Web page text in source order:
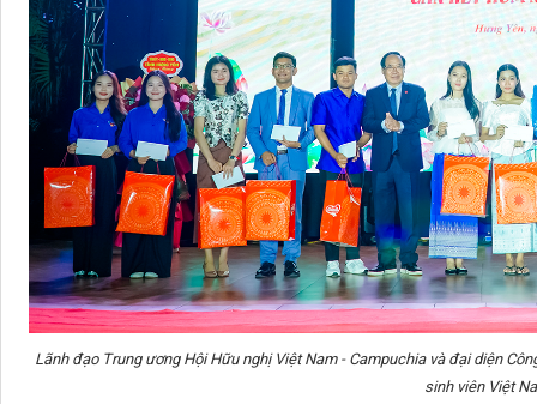
Lãnh đạo Trung ương Hội Hữu nghị Việt Nam - Campuchia và đại diện
sinh viên Việt